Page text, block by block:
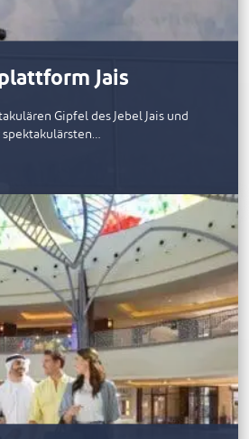
Jais
Gipfel des Jebel Jais und